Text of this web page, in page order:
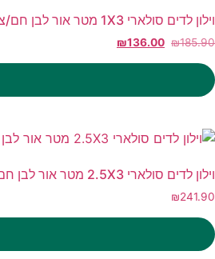
וילון לדים סולארי 1X3 מטר אור לבן חם/צהוב
₪185.90
₪136.00
וילון לדים סולארי 2.5X3 מטר אור לבן חם/צהוב
₪241.90